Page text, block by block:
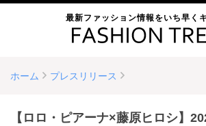
最新ファッション情報をいち早く
ホーム プレスリリース
【ロロ・ピアーナ×藤原ヒロシ】